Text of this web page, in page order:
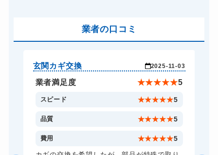
バイクカギ作成
金庫カギ開け 14,300円～(税込)
金庫カギ修理 11,000円～(税込)
金庫カギ交換 11,000円～(税込)
ロッカーカギ開け 8,800円～(税込)
10,780円～(税込)
11,000円～(税込)
業者の口コミ
玄関カギ交換 2025-11-03
業者満足度 ★★★★★5
スピード ★★★★★5
品質 ★★★★★5
費用 ★★★★★5